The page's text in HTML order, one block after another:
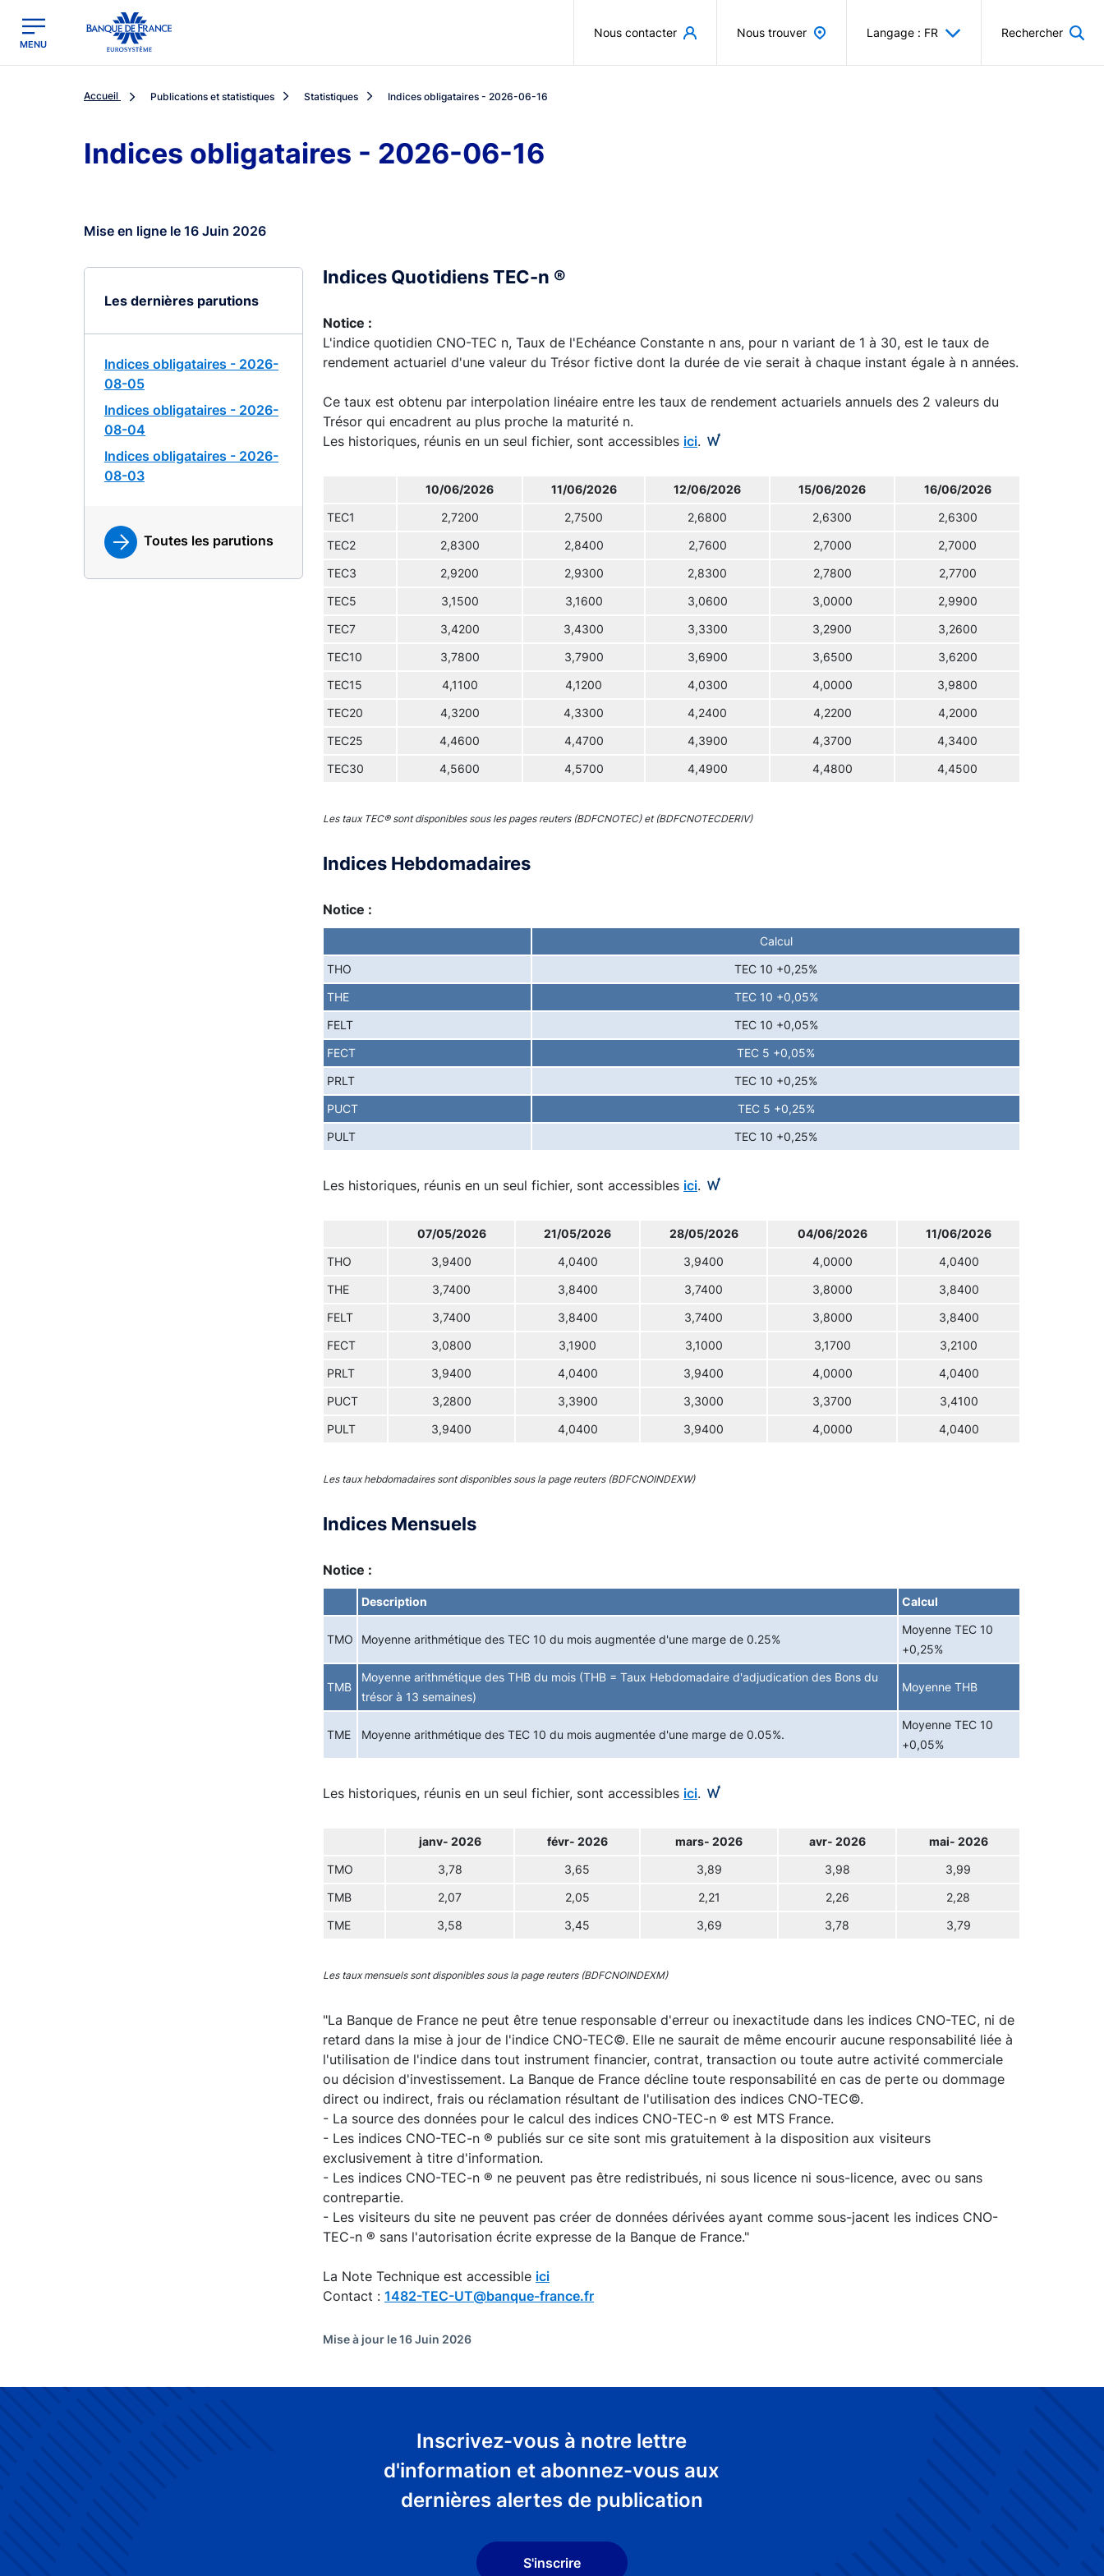
Banque de France - Menu Principal
MENU
Nous contacter Nous trouver Langage : FR Rechercher
Accueil Publications et statistiques Statistiques Indices obligataires - 2026-06-16
Indices obligataires - 2026-06-16
Mise en ligne le 16 Juin 2026
Les dernières parutions
Indices obligataires - 2026-
08-05
Indices obligataires - 2026-
08-04
Indices obligataires - 2026-
08-03
Toutes les parutions
Indices Quotidiens TEC-n ®
Notice :
L'indice quotidien CNO-TEC n, Taux de l'Echéance Constante n ans, pour n variant de 1 à 30, est le taux de
rendement actuariel d'une valeur du Trésor fictive dont la durée de vie serait à chaque instant égale à n années.
Ce taux est obtenu par interpolation linéaire entre les taux de rendement actuariels annuels des 2 valeurs du
Trésor qui encadrent au plus proche la maturité n.
Les historiques, réunis en un seul fichier, sont accessibles ici.
10/06/2026 11/06/2026 12/06/2026 15/06/2026 16/06/2026
TEC1 2,7200 2,7500 2,6800 2,6300 2,6300
TEC2 2,8300 2,8400 2,7600 2,7000 2,7000
TEC3 2,9200 2,9300 2,8300 2,7800 2,7700
TEC5 3,1500 3,1600 3,0600 3,0000 2,9900
TEC7 3,4200 3,4300 3,3300 3,2900 3,2600
TEC10 3,7800 3,7900 3,6900 3,6500 3,6200
TEC15 4,1100 4,1200 4,0300 4,0000 3,9800
TEC20 4,3200 4,3300 4,2400 4,2200 4,2000
TEC25 4,4600 4,4700 4,3900 4,3700 4,3400
TEC30 4,5600 4,5700 4,4900 4,4800 4,4500
Les taux TEC® sont disponibles sous les pages reuters (BDFCNOTEC) et (BDFCNOTECDERIV)
Indices Hebdomadaires
Notice :
Calcul
THO TEC 10 +0,25%
THE TEC 10 +0,05%
FELT TEC 10 +0,05%
FECT TEC 5 +0,05%
PRLT TEC 10 +0,25%
PUCT TEC 5 +0,25%
PULT TEC 10 +0,25%
Les historiques, réunis en un seul fichier, sont accessibles ici.
07/05/2026 21/05/2026 28/05/2026 04/06/2026 11/06/2026
THO 3,9400 4,0400 3,9400 4,0000 4,0400
THE 3,7400 3,8400 3,7400 3,8000 3,8400
FELT 3,7400 3,8400 3,7400 3,8000 3,8400
FECT 3,0800 3,1900 3,1000 3,1700 3,2100
PRLT 3,9400 4,0400 3,9400 4,0000 4,0400
PUCT 3,2800 3,3900 3,3000 3,3700 3,4100
PULT 3,9400 4,0400 3,9400 4,0000 4,0400
Les taux hebdomadaires sont disponibles sous la page reuters (BDFCNOINDEXW)
Indices Mensuels
Notice :
Description Calcul
TMO Moyenne arithmétique des TEC 10 du mois augmentée d'une marge de 0.25%
Moyenne TEC 10
+0,25%
TMB
Moyenne arithmétique des THB du mois (THB = Taux Hebdomadaire d'adjudication des Bons du
trésor à 13 semaines)
Moyenne THB
TME Moyenne arithmétique des TEC 10 du mois augmentée d'une marge de 0.05%.
Moyenne TEC 10
+0,05%
Les historiques, réunis en un seul fichier, sont accessibles ici.
janv- 2026 févr- 2026 mars- 2026 avr- 2026 mai- 2026
TMO 3,78 3,65 3,89 3,98 3,99
TMB 2,07 2,05 2,21 2,26 2,28
TME 3,58 3,45 3,69 3,78 3,79
Les taux mensuels sont disponibles sous la page reuters (BDFCNOINDEXM)
"La Banque de France ne peut être tenue responsable d'erreur ou inexactitude dans les indices CNO-TEC, ni de
retard dans la mise à jour de l'indice CNO-TEC©. Elle ne saurait de même encourir aucune responsabilité liée à
l'utilisation de l'indice dans tout instrument financier, contrat, transaction ou toute autre activité commerciale
ou décision d'investissement. La Banque de France décline toute responsabilité en cas de perte ou dommage
direct ou indirect, frais ou réclamation résultant de l'utilisation des indices CNO-TEC©.
- La source des données pour le calcul des indices CNO-TEC-n ® est MTS France.
- Les indices CNO-TEC-n ® publiés sur ce site sont mis gratuitement à la disposition aux visiteurs
exclusivement à titre d'information.
- Les indices CNO-TEC-n ® ne peuvent pas être redistribués, ni sous licence ni sous-licence, avec ou sans
contrepartie.
- Les visiteurs du site ne peuvent pas créer de données dérivées ayant comme sous-jacent les indices CNO-
TEC-n ® sans l'autorisation écrite expresse de la Banque de France."
La Note Technique est accessible ici
Contact : 1482-TEC-UT@banque-france.fr
Mise à jour le 16 Juin 2026
Inscrivez-vous à notre lettre
d'information et abonnez-vous aux
dernières alertes de publication
S'inscrire